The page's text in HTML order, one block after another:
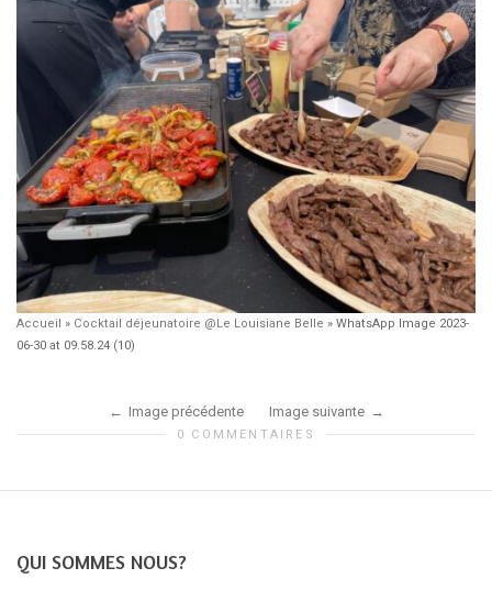
Accueil » Cocktail déjeunatoire @Le Louisiane Belle » WhatsApp Image 2023-
06-30 at 09.58.24 (10)
Image précédente Image suivante
0 COMMENTAIRES
QUI SOMMES NOUS?